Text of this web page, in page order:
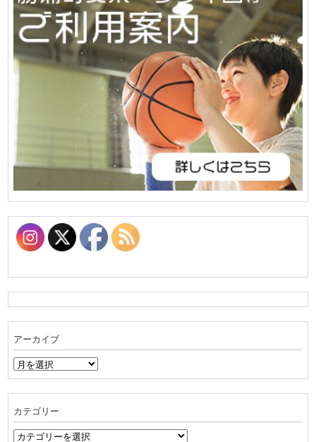
アーカイブ
ア
ー
ブ
カテゴリー
カ